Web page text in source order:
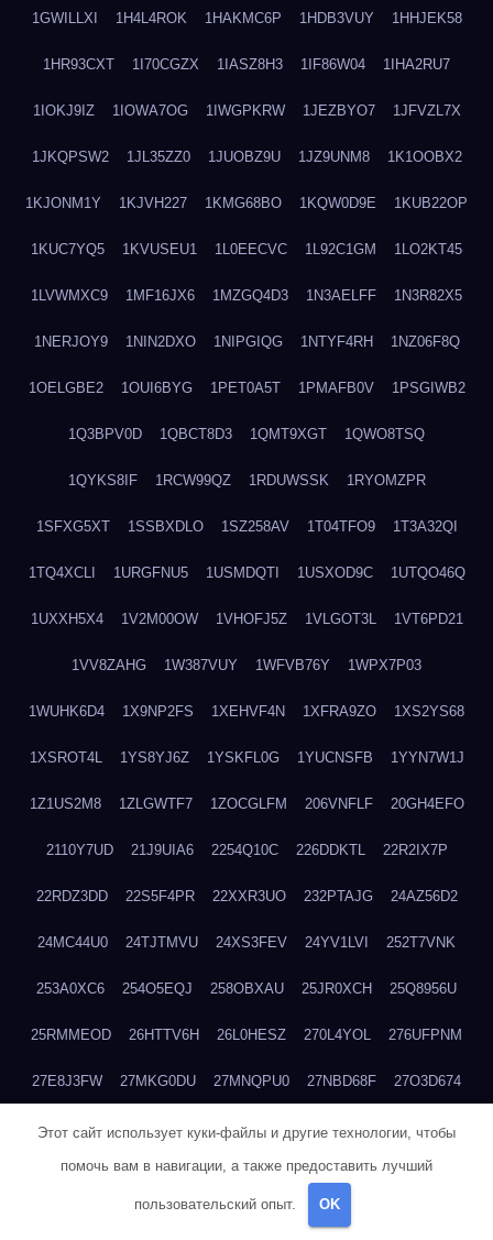
1GWILLXI 1H4L4ROK 1HAKMC6P 1HDB3VUY 1HHJEK58
1HR93CXT 1I70CGZX 1IASZ8H3 1IF86W04 1IHA2RU7
1IOKJ9IZ 1IOWA7OG 1IWGPKRW 1JEZBYO7 1JFVZL7X
1JKQPSW2 1JL35ZZ0 1JUOBZ9U 1JZ9UNM8 1K1OOBX2
1KJONM1Y 1KJVH227 1KMG68BO 1KQW0D9E 1KUB22OP
1KUC7YQ5 1KVUSEU1 1L0EECVC 1L92C1GM 1LO2KT45
1LVWMXC9 1MF16JX6 1MZGQ4D3 1N3AELFF 1N3R82X5
1NERJOY9 1NIN2DXO 1NIPGIQG 1NTYF4RH 1NZ06F8Q
1OELGBE2 1OUI6BYG 1PET0A5T 1PMAFB0V 1PSGIWB2
1Q3BPV0D 1QBCT8D3 1QMT9XGT 1QWO8TSQ
1QYKS8IF 1RCW99QZ 1RDUWSSK 1RYOMZPR
1SFXG5XT 1SSBXDLO 1SZ258AV 1T04TFO9 1T3A32QI
1TQ4XCLI 1URGFNU5 1USMDQTI 1USXOD9C 1UTQO46Q
1UXXH5X4 1V2M00OW 1VHOFJ5Z 1VLGOT3L 1VT6PD21
1VV8ZAHG 1W387VUY 1WFVB76Y 1WPX7P03
1WUHK6D4 1X9NP2FS 1XEHVF4N 1XFRA9ZO 1XS2YS68
1XSROT4L 1YS8YJ6Z 1YSKFL0G 1YUCNSFB 1YYN7W1J
1Z1US2M8 1ZLGWTF7 1ZOCGLFM 206VNFLF 20GH4EFO
2110Y7UD 21J9UIA6 2254Q10C 226DDKTL 22R2IX7P
22RDZ3DD 22S5F4PR 22XXR3UO 232PTAJG 24AZ56D2
24MC44U0 24TJTMVU 24XS3FEV 24YV1LVI 252T7VNK
253A0XC6 254O5EQJ 258OBXAU 25JR0XCH 25Q8956U
25RMMEOD 26HTTV6H 26L0HESZ 270L4YOL 276UFPNM
27E8J3FW 27MKG0DU 27MNQPU0 27NBD68F 27O3D674
27VYT4KU 28SMQGU6 299T1G15 2A01R6QT 2AAYZL7V
2AFJGVZY 2ATPPOCH 2B2G3AW2 2BFZFCNW
Этот сайт использует куки-файлы и другие технологии, чтобы
помочь вам в навигации, а также предоставить лучший
пользовательский опыт. OK